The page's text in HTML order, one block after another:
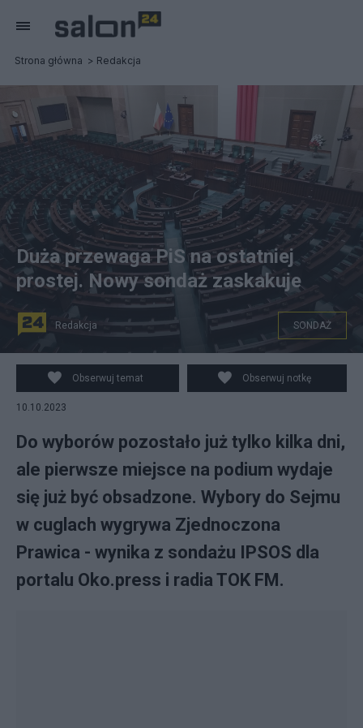
Strona główna Redakcja
fot. Pixabay.com
Duża przewaga PiS na ostatniej
prostej. Nowy sondaż zaskakuje
Redakcja SONDAŻ
Obserwuj temat Obserwuj notkę
10.10.2023
Do wyborów pozostało już tylko kilka dni,
ale pierwsze miejsce na podium wydaje
się już być obsadzone. Wybory do Sejmu
w cuglach wygrywa Zjednoczona
Prawica - wynika z sondażu IPSOS dla
portalu Oko.press i radia TOK FM.